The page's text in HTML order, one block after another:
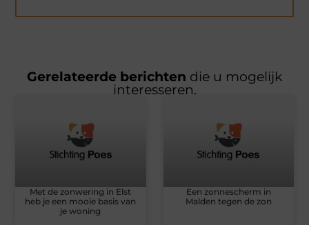
Gerelateerde berichten die u mogelijk
interesseren.
Met de zonwering in Elst
heb je een mooie basis van
je woning
Een zonnescherm in
Malden tegen de zon